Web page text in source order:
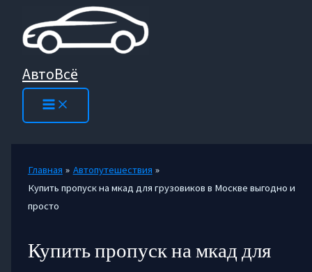
содержимому
АвтоВсё
Главная
Автопутешествия
Купить пропуск на мкад для грузовиков в Москве выгодно и
просто
Купить пропуск на мкад для